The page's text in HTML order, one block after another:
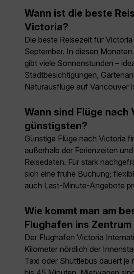
Wann ist die beste
Victoria?
Die beste Reisezeit für
September. In diesen
gibt viele Sonnenstunden –
Stadtbesichtigungen,
Naturausflüge auf Vancouver
Wann sind Flüge nach
günstigsten?
Günstige Flüge nach Victoria
außerhalb der Ferienzeiten
Reisedaten. Für stark
sich eine frühe Buchung;
auch Last-Minute-Angebote
Wie kommt man am
Flughafen ins
Der Flughafen Victoria
Kilometer nördlich der
Taxi oder Shuttlebus dauert je